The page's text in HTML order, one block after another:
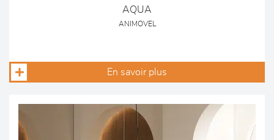
AQUA
ANIMOVEL
En savoir plus